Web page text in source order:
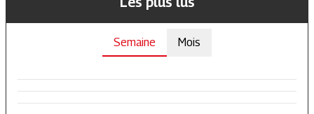
Semaine Mois